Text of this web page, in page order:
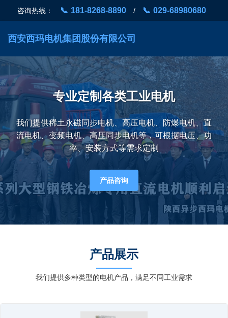
咨询热线： 181-8268-8890 / 029-68980680
西安西玛电机集团股份有限公司
专业定制各类工业电机
我们提供稀土永磁同步电机、高压电机、防爆电机、直
流电机、变频电机、高压同步电机等，可根据电压、功
率、安装方式等需求定制
产品咨询
产品展示
我们提供多种类型的电机产品，满足不同工业需求